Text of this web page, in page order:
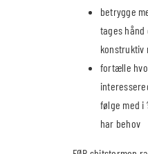
betrygge
tages hånd
konstruktiv
fortælle
følge med i
har behov